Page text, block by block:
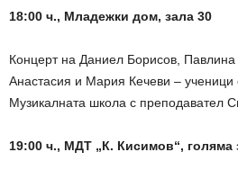
18:00 ч., Младежки дом, зала 30
Концерт на Даниел Борисов,
Анастасия и Мария Кечеви – ученици
Музикалната школа с преподавател
19:00 ч., МДТ „К. Кисимов“, голяма